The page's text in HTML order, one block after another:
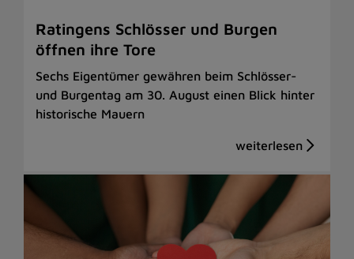
Ratingens Schlösser und Burgen
öffnen ihre Tore
Sechs Eigentümer gewähren beim Schlösser-
und Burgentag am 30. August einen Blick hinter
historische Mauern